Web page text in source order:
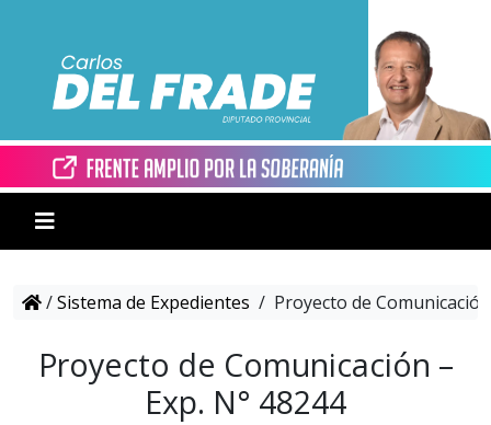
/Sistema de Expedientes / Proyecto de
Proyecto de Comunicación –
Exp. N° 48244